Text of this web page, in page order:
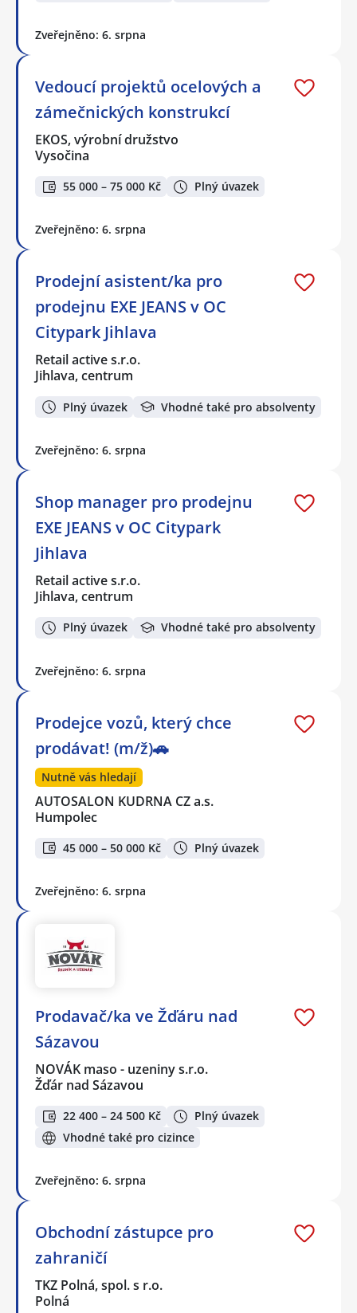
Zveřejněno: 6. srpna
Vedoucí projektů ocelových a
zámečnických konstrukcí
EKOS, výrobní družstvo
Vysočina
55 000 – 75 000 Kč Plný úvazek
Zveřejněno: 6. srpna
Prodejní asistent/ka pro
prodejnu EXE JEANS v OC
Citypark Jihlava
Retail active s.r.o.
Jihlava, centrum
Plný úvazek Vhodné také pro absolventy
Zveřejněno: 6. srpna
Shop manager pro prodejnu
EXE JEANS v OC Citypark
Jihlava
Retail active s.r.o.
Jihlava, centrum
Plný úvazek Vhodné také pro absolventy
Zveřejněno: 6. srpna
Prodejce vozů, který chce
prodávat! (m/ž)🚗
Nutně vás hledají
AUTOSALON KUDRNA CZ a.s.
Humpolec
45 000 – 50 000 Kč Plný úvazek
Zveřejněno: 6. srpna
Prodavač/ka ve Žďáru nad
Sázavou
NOVÁK maso - uzeniny s.r.o.
Žďár nad Sázavou
22 400 – 24 500 Kč
Plný úvazek
Vhodné také pro cizince
Zveřejněno: 6. srpna
Obchodní zástupce pro
zahraničí
TKZ Polná, spol. s r.o.
Polná